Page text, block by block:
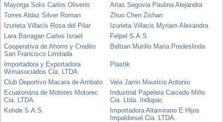
Mayorga Solis Carlos Oliverio
Arias Segovia Paulina Alejandra
Torres Aldaz Silver Roman
Zhuo Chen Zishan
Izurieta Villacis Rosa del Pilar
Izurieta Villacis Myriam Alexandra
Lara Barragan Carlos Israel
Felpel S.A.S.
Cooperativa de Ahorro y Credito
San Francisco Limitada
Beltran Murillo Maria Predeslinda
Importadora y Exportadora
Wimasociados Cia. LTDA.
Plastik
Club Deportivo Macara de Ambato
Vela Jarrin Mauricio Antonio
Ecuatoriana de Motores Motorec
Cia. LTDA.
Industrial Papelera Caicedo Miño
Cia. Ltda. Indupac
Kohde S.A.S.
Importadora Altamirano E Hijos
Impaldiesel Cia. LTDA.